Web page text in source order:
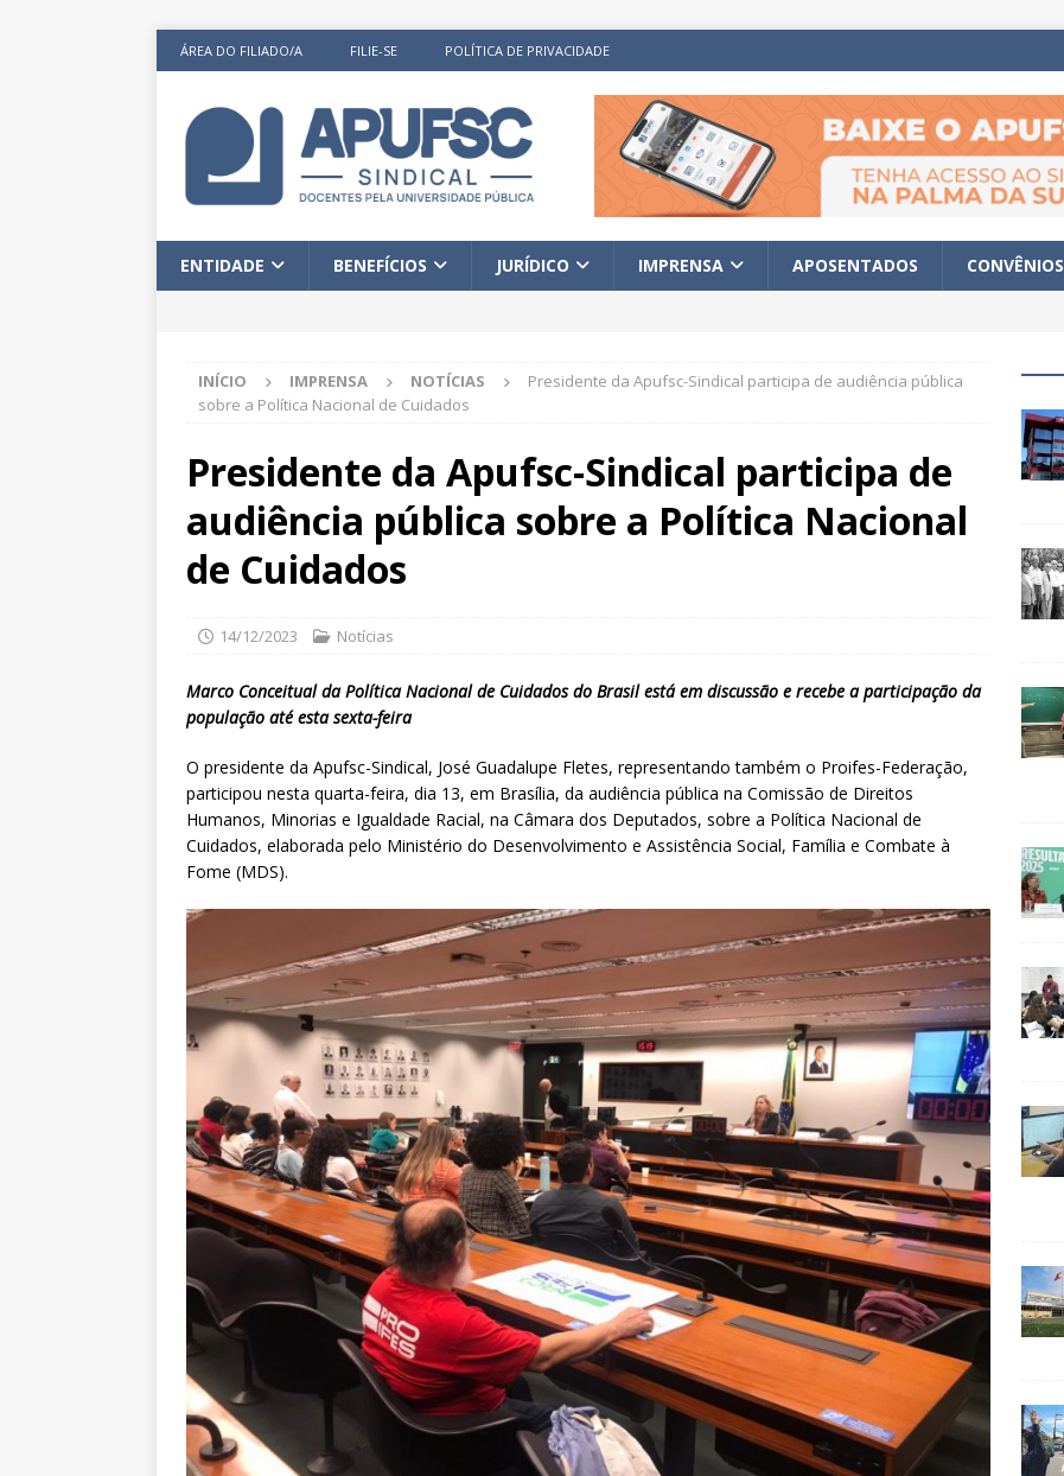
ÁREA DO FILIADO/A FILIE-SE POLÍTICA DE PRIVACIDADE
ENTIDADE BENEFÍCIOS JURÍDICO IMPRENSA APOSENTADOS CONVÊNIOS
INÍCIO IMPRENSA NOTÍCIAS
Presidente da Apufsc-Sindical participa de audiência pública
sobre a Política Nacional de Cuidados
Presidente da Apufsc-Sindical participa de
audiência pública sobre a Política Nacional
de Cuidados
14/12/2023 Notícias
Marco Conceitual da Política Nacional de Cuidados do Brasil está em discussão e recebe a participação da
população até esta sexta-feira
O presidente da Apufsc-Sindical, José Guadalupe Fletes, representando também o Proifes-Federação,
participou nesta quarta-feira, dia 13, em Brasília, da audiência pública na Comissão de Direitos
Humanos, Minorias e Igualdade Racial, na Câmara dos Deputados, sobre a Política Nacional de
Cuidados, elaborada pelo Ministério do Desenvolvimento e Assistência Social, Família e Combate à
Fome (MDS).